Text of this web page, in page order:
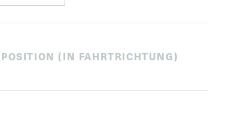
(IN FAHRTRICHTUNG)